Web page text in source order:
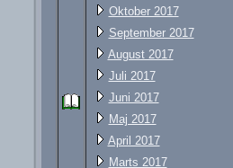
Oktober 2017
September 2017
August 2017
Juli 2017
Juni 2017
Maj 2017
April 2017
Marts 2017